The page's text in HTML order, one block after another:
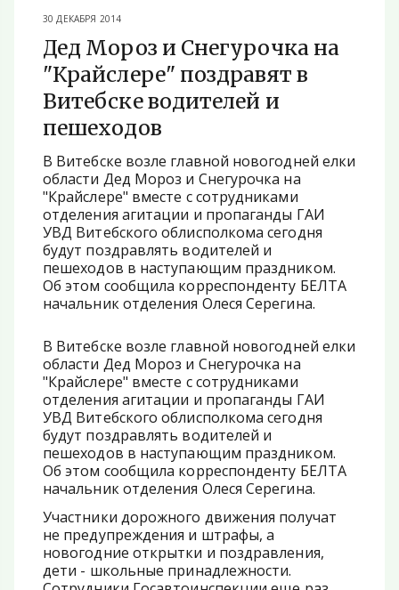
30 ДЕКАБРЯ 2014
Дед Мороз и Снегурочка на
"Крайслере" поздравят в
Витебске водителей и
пешеходов
В Витебске возле главной новогодней елки
области Дед Мороз и Снегурочка на
"Крайслере" вместе с сотрудниками
отделения агитации и пропаганды ГАИ
УВД Витебского облисполкома сегодня
будут поздравлять водителей и
пешеходов в наступающим праздником.
Об этом сообщила корреспонденту БЕЛТА
начальник отделения Олеся Серегина.
В Витебске возле главной новогодней елки
области Дед Мороз и Снегурочка на
"Крайслере" вместе с сотрудниками
отделения агитации и пропаганды ГАИ
УВД Витебского облисполкома сегодня
будут поздравлять водителей и
пешеходов в наступающим праздником.
Об этом сообщила корреспонденту БЕЛТА
начальник отделения Олеся Серегина.
Участники дорожного движения получат
не предупреждения и штрафы, а
новогодние открытки и поздравления,
дети - школьные принадлежности.